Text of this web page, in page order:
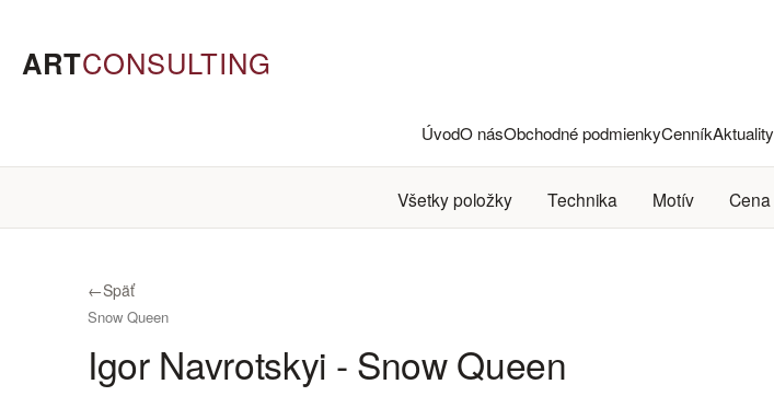
ARTCONSULTING
ÚvodO násObchodné podmienkyCenníkAktuality
Všetky položky Technika Motív Cena
←Späť
Snow Queen
Igor Navrotskyi - Snow Queen